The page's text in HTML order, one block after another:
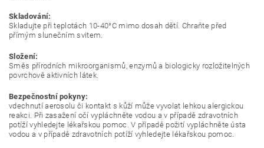
Skladování:
Skladujte při teplotách 10-40°C mimo dosah dětí. Chraňte před
přímým slunečním svitem.
Složení:
Směs přírodních mikroorganismů, enzymů a biologicky rozložitelných
povrchově aktivních látek.
Bezpečnostní pokyny:
vdechnutí aerosolu či kontakt s kůží může vyvolat lehkou alergickou
reakci. Při zasažení očí vypláchněte vodou a v případě zdravotních
potíží vyhledejte lékařskou pomoc. V případě požití vypláchněte ústa
vodou a v případě zdravotních potíží vyhledejte lékařskou pomoc.